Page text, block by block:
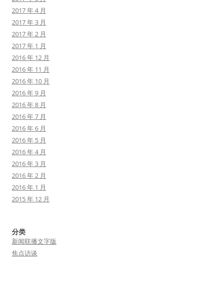
2017 年 4 月
2017 年 3 月
2017 年 2 月
2017 年 1 月
2016 年 12 月
2016 年 11 月
2016 年 10 月
2016 年 9 月
2016 年 8 月
2016 年 7 月
2016 年 6 月
2016 年 5 月
2016 年 4 月
2016 年 3 月
2016 年 2 月
2016 年 1 月
2015 年 12 月
分类
新闻联播文字版
焦点访谈